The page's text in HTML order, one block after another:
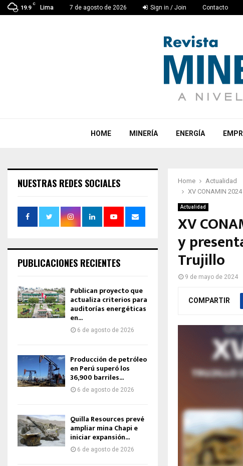
19.9
C
Lima 7 de agosto de 2026 Sign in / Join Contacto
HOME MINERÍA ENERGÍA
Home
Actualidad
XV CONAMIN
Actualidad
XV
y
Trujillo
9 de mayo de 2024
COMPARTIR
NUESTRAS REDES SOCIALES
PUBLICACIONES RECIENTES
Publican proyecto que
actualiza criterios para
auditorías energéticas
en...
6 de agosto de 2026
Producción de petróleo
en Perú superó los
36,900 barriles...
6 de agosto de 2026
Quilla Resources prevé
ampliar mina Chapi e
iniciar expansión...
6 de agosto de 2026